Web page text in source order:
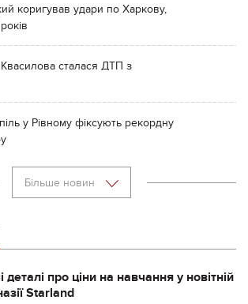
коригував удари по Харкову,
сталася ДТП з
у Рівному фіксують рекордну
Більше новин
про ціни на навчання у новітній
Starland